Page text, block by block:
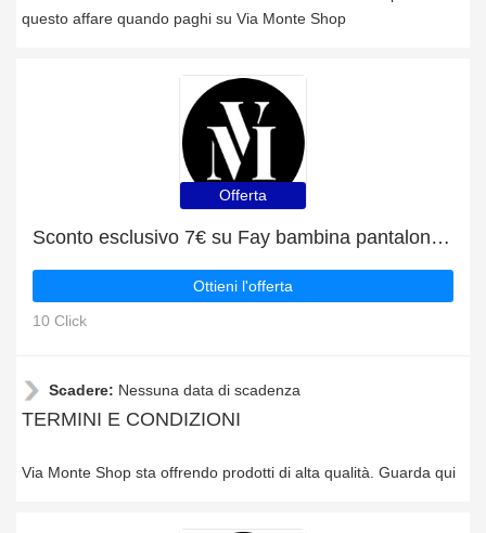
questo affare quando paghi su Via Monte Shop
Offerta
Sconto esclusivo 7€ su Fay bambina pantalone nocciola in cotone stretch
Ottieni l'offerta
10 Click
Scadere: Nessuna data di scadenza
TERMINI E CONDIZIONI
Via Monte Shop sta offrendo prodotti di alta qualità. Guarda qui